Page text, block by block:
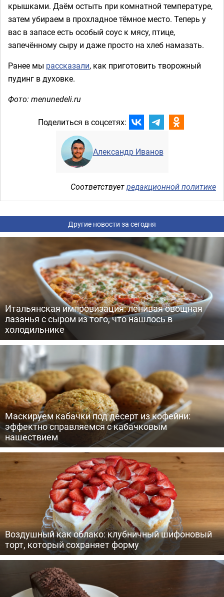
крышками. Даём остыть при комнатной температуре,
затем убираем в прохладное тёмное место. Теперь у
вас в запасе есть особый соус к мясу, птице,
запечённому сыру и даже просто на хлеб намазать.
Ранее мы рассказали, как приготовить творожный
пудинг в духовке.
Фото: menunedeli.ru
Поделиться в соцсетях:
Александр Иванов
Соответствуетредакционной политике
Другие новости за сегодня
Итальянская импровизация: ленивая овощная
лазанья с сыром из того, что нашлось в
холодильнике
Маскируем кабачки под десерт из кофейни:
эффектно справляемся с кабачковым
нашествием
Воздушный как облако: клубничный шифоновый
торт, который сохраняет форму